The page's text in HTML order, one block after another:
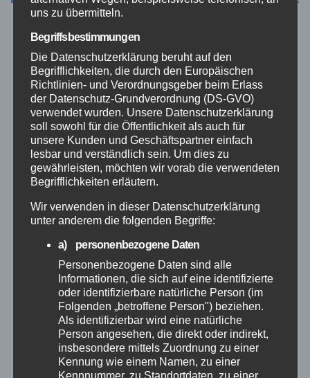
August 2026
Juli 2026
Juni 2026
Mai 2026
April 2026
März 2026
Februar 2026
Januar 2026
Dezember 2025
November 2025
uns zu übermitteln.
Begriffsbestimmungen
Die Datenschutzerklärung beruht auf den
Begrifflichkeiten, die durch den Europäischen
Richtlinien- und Verordnungsgeber beim Erlass
der Datenschutz-Grundverordnung (DS-GVO)
verwendet wurden. Unsere Datenschutzerklärung
soll sowohl für die Öffentlichkeit als auch für
unsere Kunden und Geschäftspartner einfach
lesbar und verständlich sein. Um dies zu
gewährleisten, möchten wir vorab die verwendeten
Begrifflichkeiten erläutern.
Wir verwenden in dieser Datenschutzerklärung
unter anderem die folgenden Begriffe:
a) personenbezogene Daten
Personenbezogene Daten sind alle
Informationen, die sich auf eine identifizierte
oder identifizierbare natürliche Person (im
Folgenden „betroffene Person") beziehen.
Als identifizierbar wird eine natürliche
Person angesehen, die direkt oder indirekt,
insbesondere mittels Zuordnung zu einer
Kennung wie einem Namen, zu einer